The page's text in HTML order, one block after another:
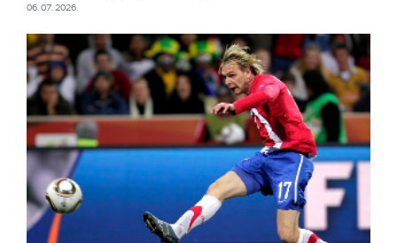
06. 07. 2026.